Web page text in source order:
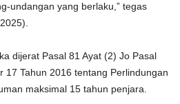
undangan yang berlaku,” tegas
dijerat Pasal 81 Ayat (2) Jo Pasal
17 Tahun 2016 tentang Perlindungan
maksimal 15 tahun penjara.